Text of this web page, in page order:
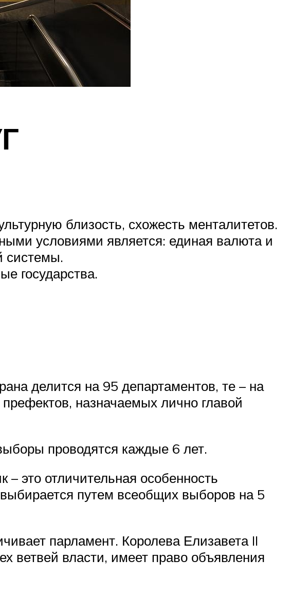
близость, схожесть менталитетов.
условиями является: единая валюта и
системы.
государства.
делится на 95 департаментов, те – на
назначаемых лично главой
проводятся каждые 6 лет.
это отличительная особенность
путем всеобщих выборов на 5
парламент. Королева Елизавета II
ветвей власти, имеет право объявления